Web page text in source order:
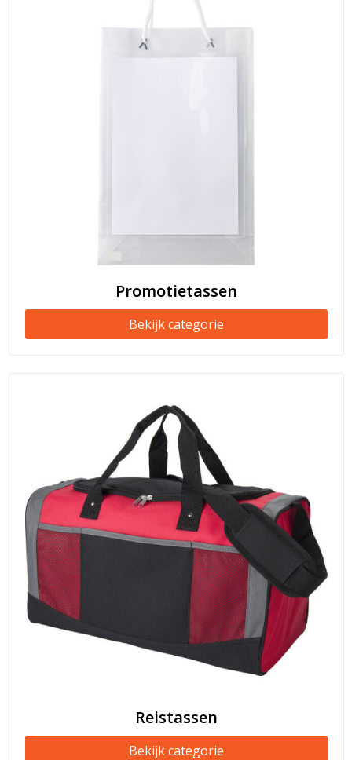
Promotietassen
Bekijk categorie
Reistassen
Bekijk categorie